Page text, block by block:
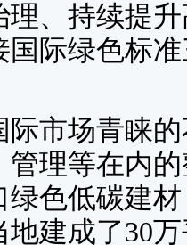
、持续提
国际绿色标
场青睐的
管理等在内
绿色低碳建
地建成了30